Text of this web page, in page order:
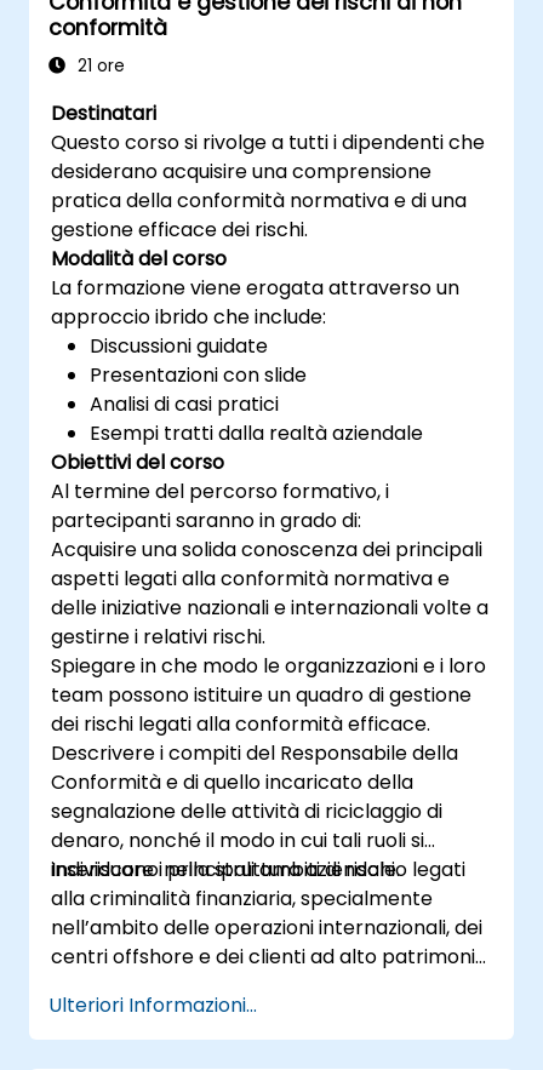
conformità
21 ore
Destinatari
Questo corso si rivolge a tutti i dipendenti che
desiderano acquisire una comprensione
pratica della conformità normativa e di una
gestione efficace dei rischi.
Modalità del corso
La formazione viene erogata attraverso un
approccio ibrido che include:
Discussioni guidate
Presentazioni con slide
Analisi di casi pratici
Esempi tratti dalla realtà aziendale
Obiettivi del corso
Al termine del percorso formativo, i
partecipanti saranno in grado di:
Acquisire una solida conoscenza dei principali
aspetti legati alla conformità normativa e
delle iniziative nazionali e internazionali volte a
gestirne i relativi rischi.
Spiegare in che modo le organizzazioni e i loro
team possono istituire un quadro di gestione
dei rischi legati alla conformità efficace.
Descrivere i compiti del Responsabile della
Conformità e di quello incaricato della
segnalazione delle attività di riciclaggio di
denaro, nonché il modo in cui tali ruoli si
inseriscono nella struttura aziendale.
Individuare i principali ambiti di rischio legati
alla criminalità finanziaria, specialmente
nell’ambito delle operazioni internazionali, dei
centri offshore e dei clienti ad alto patrimonio
Ulteriori Informazioni...